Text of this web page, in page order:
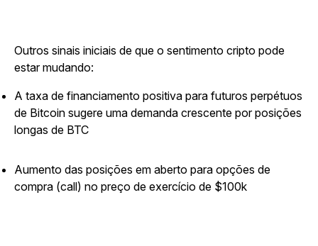
Outros sinais iniciais de que o sentimento cripto pode
estar mudando:
A taxa de financiamento positiva para futuros perpétuos
de Bitcoin sugere uma demanda crescente por posições
longas de BTC
Aumento das posições em aberto para opções de
compra (call) no preço de exercício de $100k